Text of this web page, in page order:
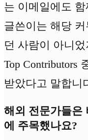
는 이메일에도
글쓴이는 해당
던 사람이 아니
Top Contributors
받았다고 말합니
해외 전문가들은
에 주목했나요?